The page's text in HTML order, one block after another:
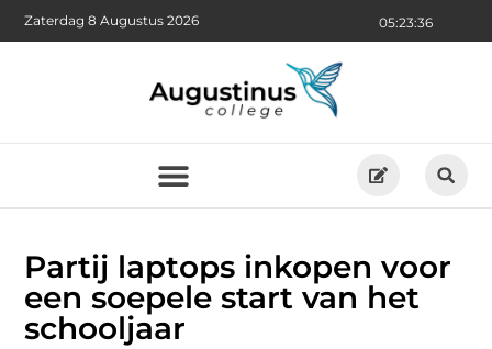
05:23:37
Zaterdag 8 Augustus 2026
Partij laptops inkopen voor
een soepele start van het
schooljaar